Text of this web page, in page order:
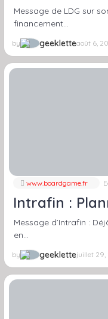
mis à jour
Message de LDG sur
financement…
by geekletteaoût 6,
www.boardgame.fr
Intrafin :
Message d’Intrafin :
en…
by geeklettejuillet 29,